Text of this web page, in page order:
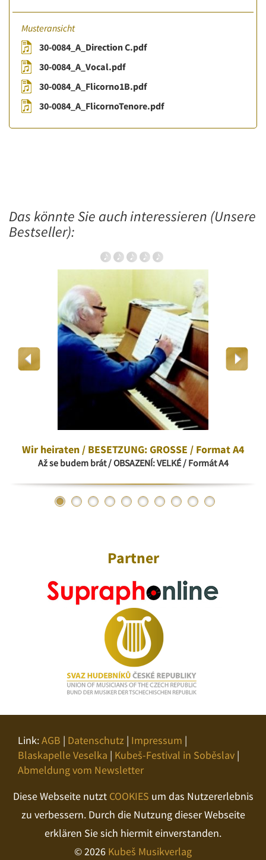
Musteransicht
30-0084_A_Direction C.pdf
30-0084_A_Vocal.pdf
30-0084_A_Flicorno1B.pdf
30-0084_A_FlicornoTenore.pdf
Das könnte Sie auch interessieren (Unsere
Bestseller):
Wir heiraten / BESETZUNG: GROSSE / Format A4
Až se budem brát / OBSAZENÍ: VELKÉ / Formát A4
Partner
Link:AGB | Datenschutz | Impressum |
Blaskapelle Veselka | Kubeš-Festival in Soběslav |
Abmeldung vom Newsletter
Diese Webseite nutzt COOKIES um das Nutzererlebnis
zu verbessern. Durch die Nutzung dieser Webseite
erklären Sie sich hiermit einverstanden.
© 2026 Kubeš Musikverlag